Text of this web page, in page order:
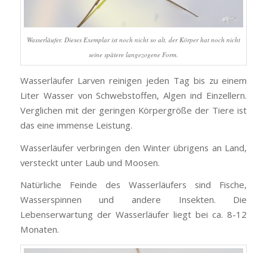
Wasserläufer. Dieses Exemplar ist noch nicht so alt, der Körper hat noch nicht
seine spätere langezogene Form.
Wasserläufer Larven reinigen jeden Tag bis zu einem
Liter Wasser von Schwebstoffen, Algen ind Einzellern.
Verglichen mit der geringen Körpergröße der Tiere ist
das eine immense Leistung.
Wasserläufer verbringen den Winter übrigens an Land,
versteckt unter Laub und Moosen.
Natürliche Feinde des Wasserläufers sind Fische,
Wasserspinnen und andere Insekten. Die
Lebenserwartung der Wasserläufer liegt bei ca. 8-12
Monaten.